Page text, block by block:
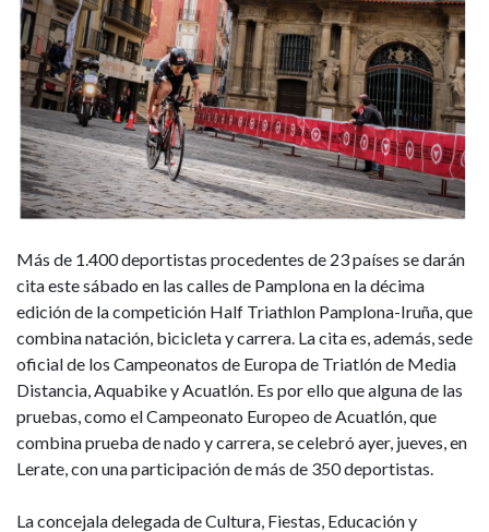
Más de 1.400 deportistas procedentes de 23 países se darán
cita este sábado en las calles de Pamplona en la décima
edición de la competición Half Triathlon Pamplona-Iruña, que
combina natación, bicicleta y carrera. La cita es, además, sede
oficial de los Campeonatos de Europa de Triatlón de Media
Distancia, Aquabike y Acuatlón. Es por ello que alguna de las
pruebas, como el Campeonato Europeo de Acuatlón, que
combina prueba de nado y carrera, se celebró ayer, jueves, en
Lerate, con una participación de más de 350 deportistas.
La concejala delegada de Cultura, Fiestas, Educación y